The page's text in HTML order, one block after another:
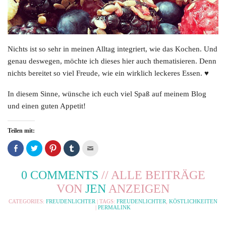
Nichts ist so sehr in meinen Alltag integriert, wie das Kochen. Und
genau deswegen, möchte ich dieses hier auch thematisieren. Denn
nichts bereitet so viel Freude, wie ein wirklich leckeres Essen. ♥
In diesem Sinne, wünsche ich euch viel Spaß auf meinem Blog
und einen guten Appetit!
Teilen mit:
Auf
Facebook
teilen
in
neuem
Klicken,
um
zu
teilen
Fenster
Klicken,
um
zu
teilen
(Wird
in
neuem
Fenster
Klicken,
um
zu
teilen
(Wird
in
neuem
Fenster
geöffnet)
Freund
via
E-
Mail
zu
senden
(Wird
0 COMMENTS // ALLE BEITRÄGE
VON JEN ANZEIGEN
CATEGORIES: FREUDENLICHTER | TAGS: FREUDENLICHTER KÖSTLICHKEITEN
| PERMALINK